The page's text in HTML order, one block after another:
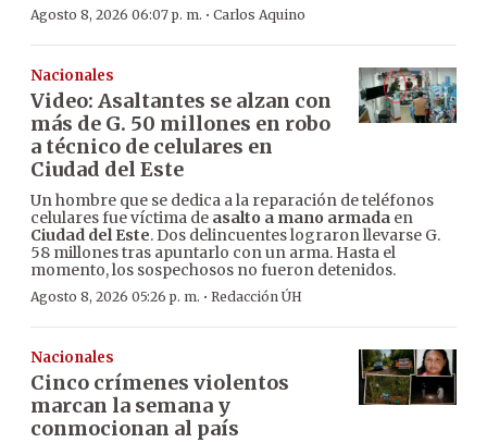
Agosto 8, 2026 06:07 p. m. · Carlos Aquino
Nacionales
Video: Asaltantes se alzan con
más de G. 50 millones en robo
a técnico de celulares en
Ciudad del Este
Un hombre que se dedica a la reparación de teléfonos
celulares fue víctima de asalto a mano armada en
Ciudad del Este. Dos delincuentes lograron llevarse G.
58 millones tras apuntarlo con un arma. Hasta el
momento, los sospechosos no fueron detenidos.
Agosto 8, 2026 05:26 p. m. · Redacción ÚH
Nacionales
Cinco crímenes violentos
marcan la semana y
conmocionan al país